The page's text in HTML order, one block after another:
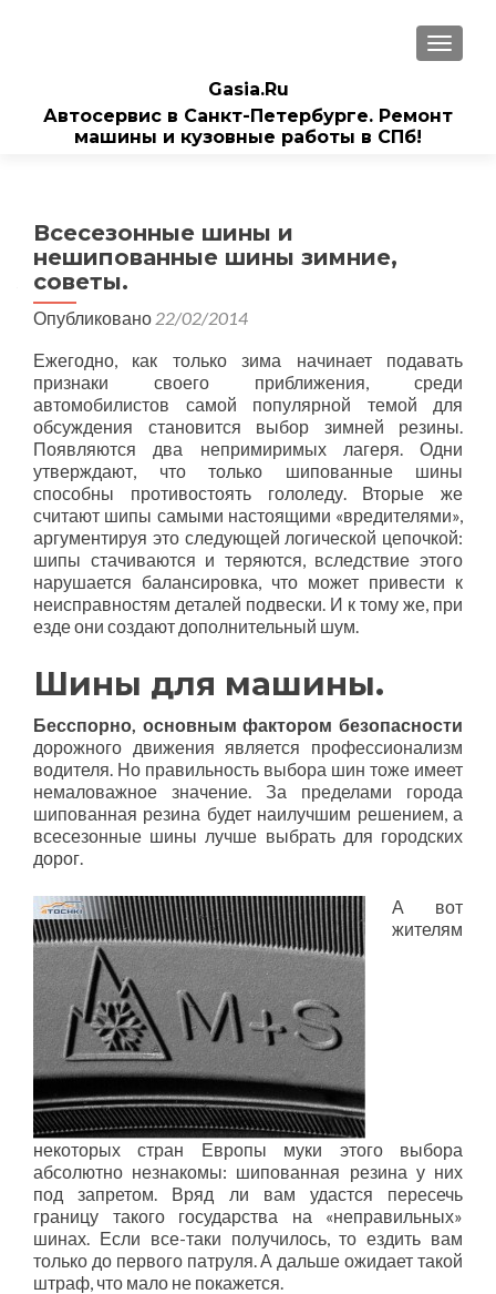
Gasia.Ru
Автосервис в Санкт-Петербурге. Ремонт
машины и кузовные работы в СПб!
Всесезонные шины и
нешипованные шины зимние,
советы.
Опубликовано 22/02/2014
Ежегодно, как только зима начинает подавать
признаки своего приближения, среди
автомобилистов самой популярной темой для
обсуждения становится выбор зимней резины.
Появляются два непримиримых лагеря. Одни
утверждают, что только шипованные шины
способны противостоять гололеду. Вторые же
считают шипы самыми настоящими «вредителями»,
аргументируя это следующей логической цепочкой:
шипы стачиваются и теряются, вследствие этого
нарушается балансировка, что может привести к
неисправностям деталей подвески. И к тому же, при
езде они создают дополнительный шум.
Шины для машины.
Бесспорно, основным фактором безопасности
дорожного движения является профессионализм
водителя. Но правильность выбора шин тоже имеет
немаловажное значение. За пределами города
шипованная резина будет наилучшим решением, а
всесезонные шины лучше выбрать для городских
дорог.
А вот
жителям
некоторых стран Европы муки этого выбора
абсолютно незнакомы: шипованная резина у них
под запретом. Вряд ли вам удастся пересечь
границу такого государства на «неправильных»
шинах. Если все-таки получилось, то ездить вам
только до первого патруля. А дальше ожидает такой
штраф, что мало не покажется.